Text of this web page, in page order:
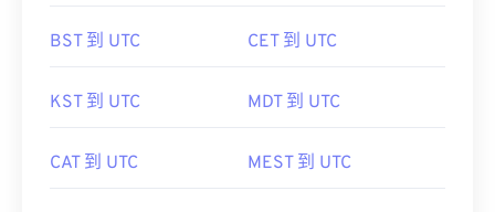
BST 到 UTC CET 到 UTC
KST 到 UTC MDT 到 UTC
CAT 到 UTC MEST 到 UTC